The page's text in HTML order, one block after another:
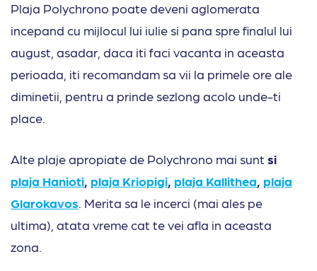
Plaja Polychrono poate deveni aglomerata
incepand cu mijlocul lui iulie si pana spre finalul lui
august, asadar, daca iti faci vacanta in aceasta
perioada, iti recomandam sa vii la primele ore ale
diminetii, pentru a prinde sezlong acolo unde-ti
place.
Alte plaje apropiate de Polychrono mai sunt si
plaja Hanioti, plaja Kriopigi, plaja Kallithea, plaja
Glarokavos. Merita sa le incerci (mai ales pe
ultima), atata vreme cat te vei afla in aceasta
zona.